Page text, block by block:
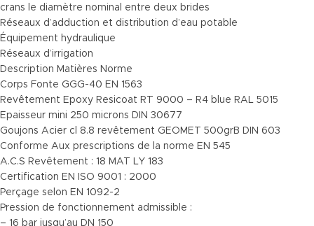
crans le diamètre nominal entre deux brides
Réseaux d’adduction et distribution d’eau potable
Équipement hydraulique
Réseaux d’irrigation
Description Matières Norme
Corps Fonte GGG-40 EN 1563
Revêtement Epoxy Resicoat RT 9000 – R4 blue RAL 5015
Epaisseur mini 250 microns DIN 30677
Goujons Acier cl 8.8 revêtement GEOMET 500grB DIN 603
Conforme Aux prescriptions de la norme EN 545
A.C.S Revêtement : 18 MAT LY 183
Certification EN ISO 9001 : 2000
Perçage selon EN 1092-2
Pression de fonctionnement admissible :
– 16 bar jusqu’au DN 150